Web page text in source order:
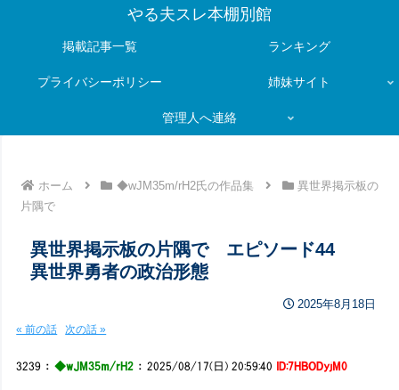
やる夫スレ本棚別館
掲載記事一覧 ランキング
プライバシーポリシー 姉妹サイト
管理人へ連絡
ホーム ◆wJM35m/rH2氏の作品集
異世界掲示板の
片隅で
異世界掲示板の片隅で エピソード44
異世界勇者の政治形態
2025年8月18日
« 前の話 次の話 »
3239 ：◆wJM35m/rH2 ：2025/08/17(日) 20:59:40 ID:7HBODyjM0